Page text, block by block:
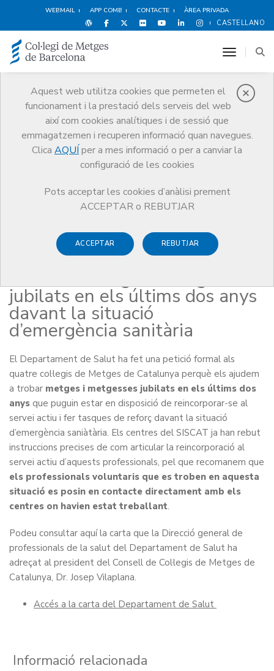
WEBMAIL APP COMB CONTACTE ÀREA PRIVADA
CASTELLANO
Aquest web utilitza cookies que permeten el
funcionament i la prestació dels serveis del web
així com cookies analítiques i de sessió que
emmagatzemen i recuperen informació quan navegues.
Clica AQUÍ per a mes informació o per a canviar la
configuració de les cookies
Pots acceptar les cookies d’anàlisi prement
ACCEPTAR o REBUTJAR
ACCEPTAR REBUTJAR
toggle
Notícies
Comunicació
Notícies
Crida del Departament de Salut als metges i metgesses jubilats en els
últims dos anys davant la situació d’emergència sanitària
20 DE MARÇ DE 2020
Crida del Departament de
Salut als metges i metgesses
jubilats en els últims dos anys
davant la situació
d’emergència sanitària
El Departament de Salut ha fet una petició formal als
quatre col·legis de Metges de Catalunya perquè els ajudem
a trobar metges i metgesses jubilats en els últims dos
anys que puguin estar en disposició de reincorporar-se al
servei actiu i fer tasques de reforç davant la situació
d’emergència saniàtària. Els centres del SISCAT ja han rebut
instruccions precises de com articular la reincorporació al
servei actiu d’aquests professionals, pel que recomanem que
els professionals voluntaris que es troben en aquesta
situació es posin en contacte directament amb els
centres on havien estat treballant.
Podeu consultar aquí la carta que la Direcció general de
professionals de la salut del Departament de Salut ha
adreçat al president del Consell de Col·legis de Metges de
Catalunya, Dr. Josep Vilaplana.
Accés a la carta del Departament de Salut
Informació relacionada